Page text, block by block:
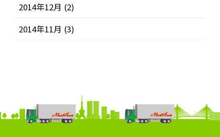
2014年12月 (2)
2014年11月 (3)